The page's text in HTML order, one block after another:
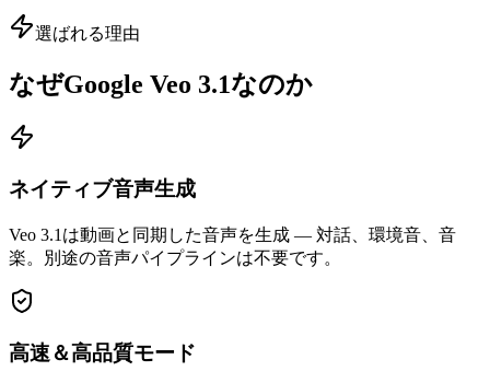
選ばれる理由
なぜGoogle Veo 3.1なのか
ネイティブ音声生成
Veo 3.1は動画と同期した音声を生成 — 対話、環境音、音
楽。別途の音声パイプラインは不要です。
高速＆高品質モード